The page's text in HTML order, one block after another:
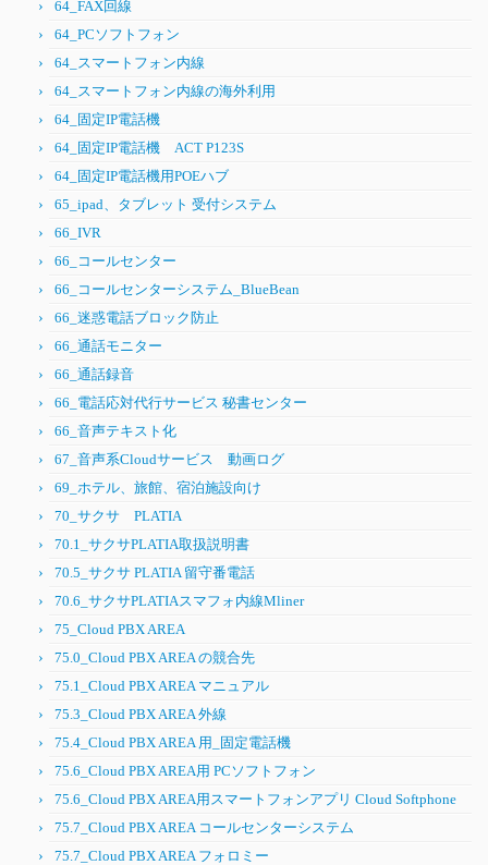
64_FAX回線
64_PCソフトフォン
64_スマートフォン内線
64_スマートフォン内線の海外利用
64_固定IP電話機
64_固定IP電話機 ACT P123S
64_固定IP電話機用POEハブ
65_ipad、タブレット 受付システム
66_IVR
66_コールセンター
66_コールセンターシステム_BlueBean
66_迷惑電話ブロック防止
66_通話モニター
66_通話録音
66_電話応対代行サービス 秘書センター
66_音声テキスト化
67_音声系Cloudサービス 動画ログ
69_ホテル、旅館、宿泊施設向け
70_サクサ PLATIA
70.1_サクサPLATIA取扱説明書
70.5_サクサ PLATIA 留守番電話
70.6_サクサPLATIAスマフォ内線Mliner
75_Cloud PBX AREA
75.0_Cloud PBX AREA の競合先
75.1_Cloud PBX AREA マニュアル
75.3_Cloud PBX AREA 外線
75.4_Cloud PBX AREA 用_固定電話機
75.6_Cloud PBX AREA用 PCソフトフォン
75.6_Cloud PBX AREA用スマートフォンアプリ Cloud Softphone
75.7_Cloud PBX AREA コールセンターシステム
75.7_Cloud PBX AREA フォロミー